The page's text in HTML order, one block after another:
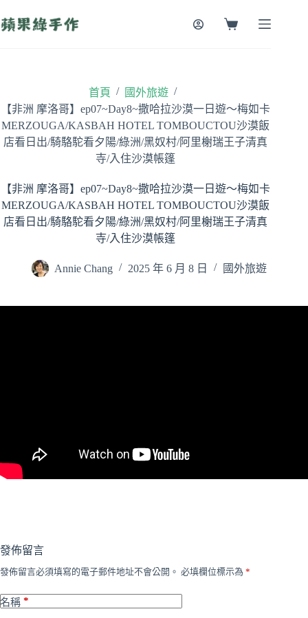
至
購
首頁 / 國外旅遊 /
【非洲 摩洛哥】ep07~Day8~撒哈拉沙漠一日遊～梅如卡
MERZOUGA/KASBAH HOTEL TOMBOUCTOU沙漠飯
店看日出/騎駱駝看夕陽/綠洲/黑奴村/阿里榭瑞王子清真
寺/入住沙漠帳篷
【非洲 摩洛哥】ep07~Day8~撒哈拉沙漠一日遊～梅如卡
MERZOUGA/KASBAH HOTEL TOMBOUCTOU沙漠飯
店看日出/騎駱駝看夕陽/綠洲/黑奴村/阿里榭瑞王子清真
寺/入住沙漠帳篷
Annie Chang 2025 年 6 月 8 日 國外旅遊
發佈留言
發佈留言必須填寫的電子郵件地址不會公開。 必填欄位標示為 *
名稱 *